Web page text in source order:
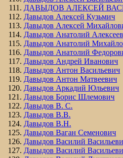
ДАВЫДОВ АЛЕКСЕЙ
Давыдов Алексей Кузьмич
Давыдов Алексей
Давыдов Анатолий
Давыдов Анатолий
Давыдов Анатолий
Давыдов Андрей Иванович
Давыдов Антон Васильевич
Давыдов Антон Матвеевич
Давыдов Аркадий Юльевич
Давыдов Борис Шлемович
Давыдов В. С.
Давыдов В.В.
Давыдов В.Н.
Давыдов Ваган Семенович
Давыдов Василий
Давыдов Василий